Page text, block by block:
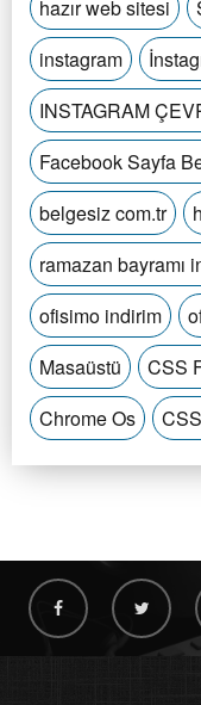
hazır web sitesi
instagram
INSTAGRAM
Facebook Sayfa
belgesiz com.tr
ramazan bayramı
ofisimo indirim
Masaüstü
CSS
Chrome Os